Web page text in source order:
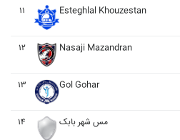
۱۱ Esteghlal Khouzestan
۱۲ Nasaji Mazandran
۱۳ Gol Gohar
۱۴ مس شهر بابک